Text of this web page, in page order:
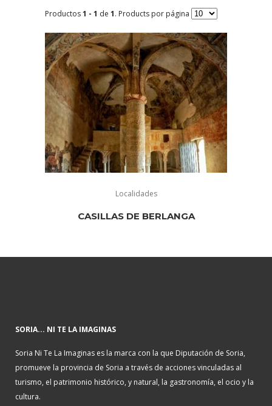
Productos1 - 1 de 1. Products por página
Localidades
CASILLAS DE BERLANGA
SORIA... NI TE LA IMAGINAS
Soria Ni Te La Imaginas es la marca con la que Diputación de Soria,
promueve la provincia de Soria a través de acciones vinculadas al
turismo, el patrimonio histórico, y natural, la gastronomía, el ocio y la
cultura.